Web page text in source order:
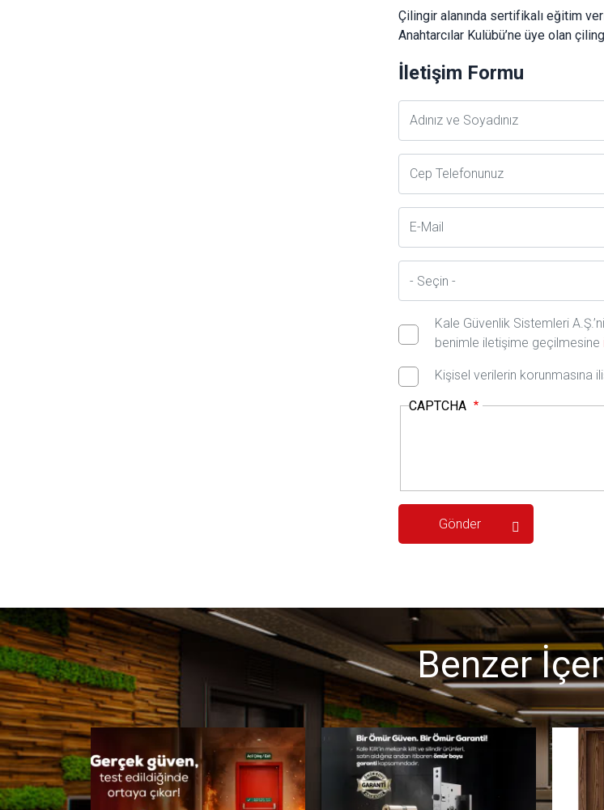
Çilingir alanında sertifikalı eğitim
Anahtarcılar Kulübü’ne üye olan
İletişim Formu
Adsoyad
Telefon
E-
Posta
İl
Kale Güvenlik Sistemleri
benimle iletişime geçilmesine
Kişisel verilerin korunmasına
CAPTCHA
Benzer